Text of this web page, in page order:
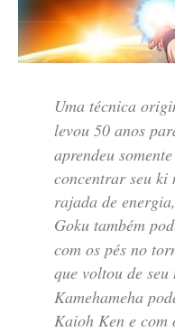
Uma técnica
levou 50 anos
aprendeu
concentrar seu ki
rajada de
Goku também
com os pés no
que voltou de
Kamehameha
Kaioh Ken e com